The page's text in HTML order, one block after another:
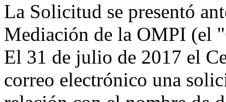
La Solicitud se presentó
Mediación de la OMPI (el
El 31 de julio de 2017 el
correo electrónico una